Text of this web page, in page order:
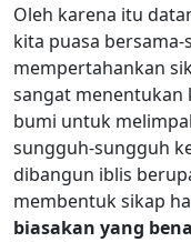
Oleh karena itu
kita puasa
mempertahankan
sangat menentukan
bumi untuk
sungguh-sungguh
dibangun iblis
membentuk sikap
biasakan yang